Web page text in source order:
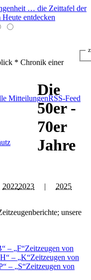
… die Zeittafel der
entdecken
* Chronik einer
MitteilungenRSS-Feed
20222023 | 2025
unsere
– F Zeitzeugen von
H – K Zeitzeugen von
– S Zeitzeugen von
Die
50er -
70er
Jahre